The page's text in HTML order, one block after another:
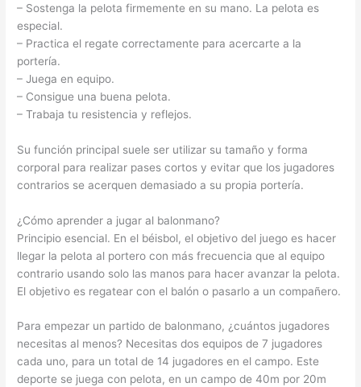
– Sostenga la pelota firmemente en su mano. La pelota es
especial.
– Practica el regate correctamente para acercarte a la
portería.
– Juega en equipo.
– Consigue una buena pelota.
– Trabaja tu resistencia y reflejos.
Su función principal suele ser utilizar su tamaño y forma
corporal para realizar pases cortos y evitar que los jugadores
contrarios se acerquen demasiado a su propia portería.
¿Cómo aprender a jugar al balonmano?
Principio esencial. En el béisbol, el objetivo del juego es hacer
llegar la pelota al portero con más frecuencia que al equipo
contrario usando solo las manos para hacer avanzar la pelota.
El objetivo es regatear con el balón o pasarlo a un compañero.
Para empezar un partido de balonmano, ¿cuántos jugadores
necesitas al menos? Necesitas dos equipos de 7 jugadores
cada uno, para un total de 14 jugadores en el campo. Este
deporte se juega con pelota, en un campo de 40m por 20m